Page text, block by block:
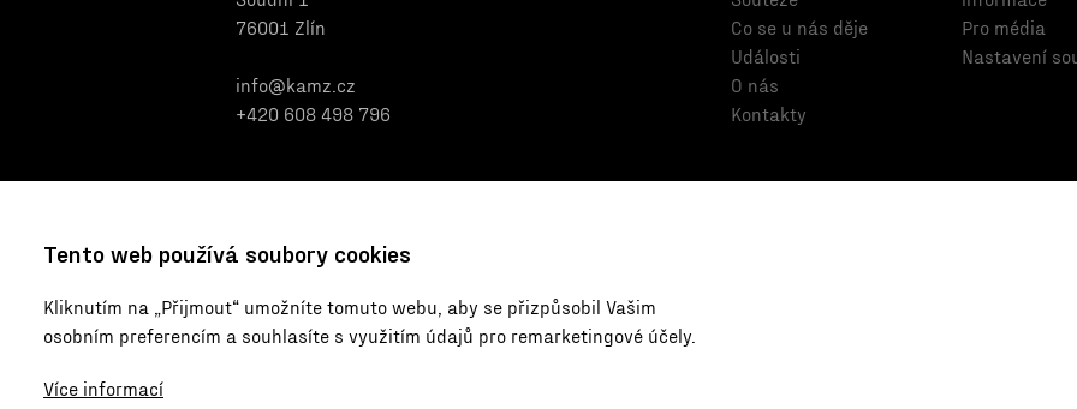
76001 Zlín
info@kamz.cz
+420 608 498 796
Co se u nás děje
Události
O nás
Kontakty
Pro média
Nastavení
Tento web používá soubory cookies
Kliknutím na „Přijmout“ umožníte tomuto webu, aby se přizpůsobil Vašim
osobním preferencím a souhlasíte s využitím údajů pro remarketingové účely.
Více informací